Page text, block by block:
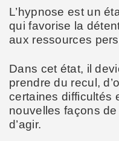
L’hypnose est un
qui favorise la
aux ressources
Dans cet état, il
prendre du recul,
certaines difficultés
nouvelles façons
d’agir.